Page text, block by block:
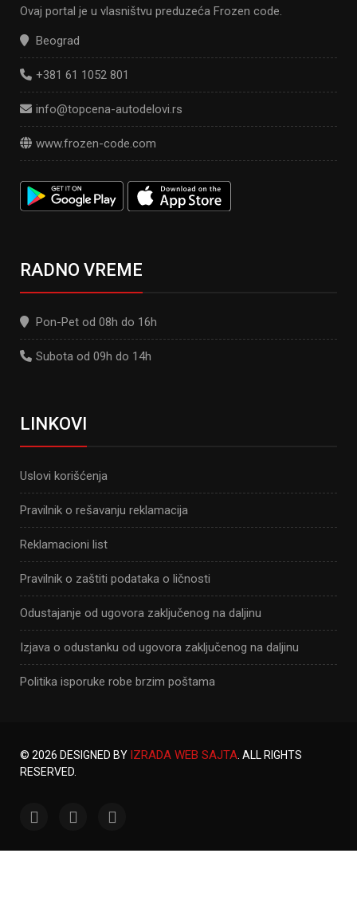
Ovaj portal je u vlasništvu preduzeća Frozen code.
Beograd
+381 61 1052 801
info@topcena-autodelovi.rs
www.frozen-code.com
RADNO VREME
Pon-Pet od 08h do 16h
Subota od 09h do 14h
LINKOVI
Uslovi korišćenja
Pravilnik o rešavanju reklamacija
Reklamacioni list
Pravilnik o zaštiti podataka o ličnosti
Odustajanje od ugovora zaključenog na daljinu
Izjava o odustanku od ugovora zaključenog na daljinu
Politika isporuke robe brzim poštama
© 2026 DESIGNED BY IZRADA WEB SAJTA. ALL RIGHTS
RESERVED.